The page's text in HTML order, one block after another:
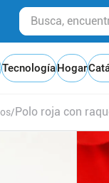
Busca, encuentra
TecnologíaHogar
Polo roja con